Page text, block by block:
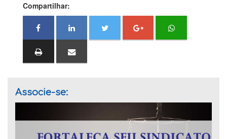
Compartilhar:
Associe-se: